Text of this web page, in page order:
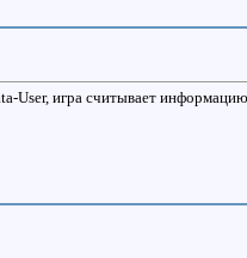
User, игра считывает